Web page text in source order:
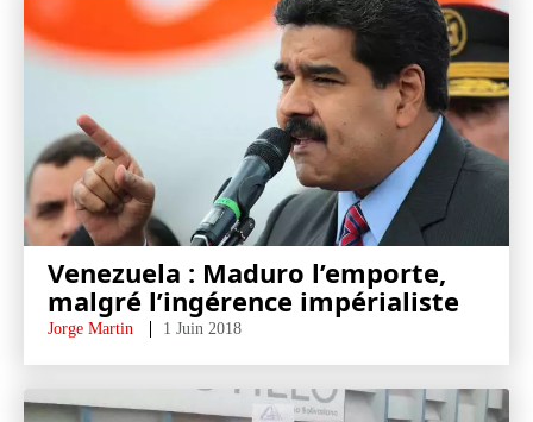
Venezuela : Maduro l’emporte,
malgré l’ingérence impérialiste
Jorge Martin 1 Juin 2018